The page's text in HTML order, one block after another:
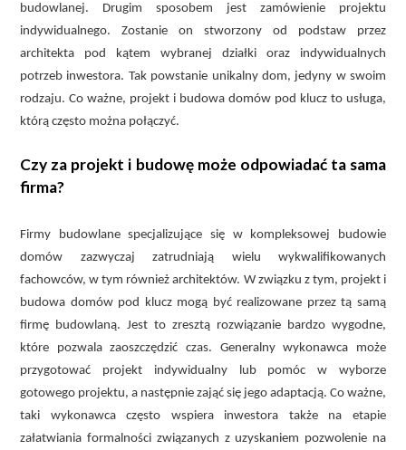
budowlanej. Drugim sposobem jest zamówienie projektu
indywidualnego. Zostanie on stworzony od podstaw przez
architekta pod kątem wybranej działki oraz indywidualnych
potrzeb inwestora. Tak powstanie unikalny dom, jedyny w swoim
rodzaju. Co ważne, projekt i budowa domów pod klucz to usługa,
którą często można połączyć.
Czy za projekt i budowę może odpowiadać ta sama
firma?
Firmy budowlane specjalizujące się w kompleksowej budowie
domów zazwyczaj zatrudniają wielu wykwalifikowanych
fachowców, w tym również architektów. W związku z tym, projekt i
budowa domów pod klucz mogą być realizowane przez tą samą
firmę budowlaną. Jest to zresztą rozwiązanie bardzo wygodne,
które pozwala zaoszczędzić czas. Generalny wykonawca może
przygotować projekt indywidualny lub pomóc w wyborze
gotowego projektu, a następnie zająć się jego adaptacją. Co ważne,
taki wykonawca często wspiera inwestora także na etapie
załatwiania formalności związanych z uzyskaniem pozwolenie na